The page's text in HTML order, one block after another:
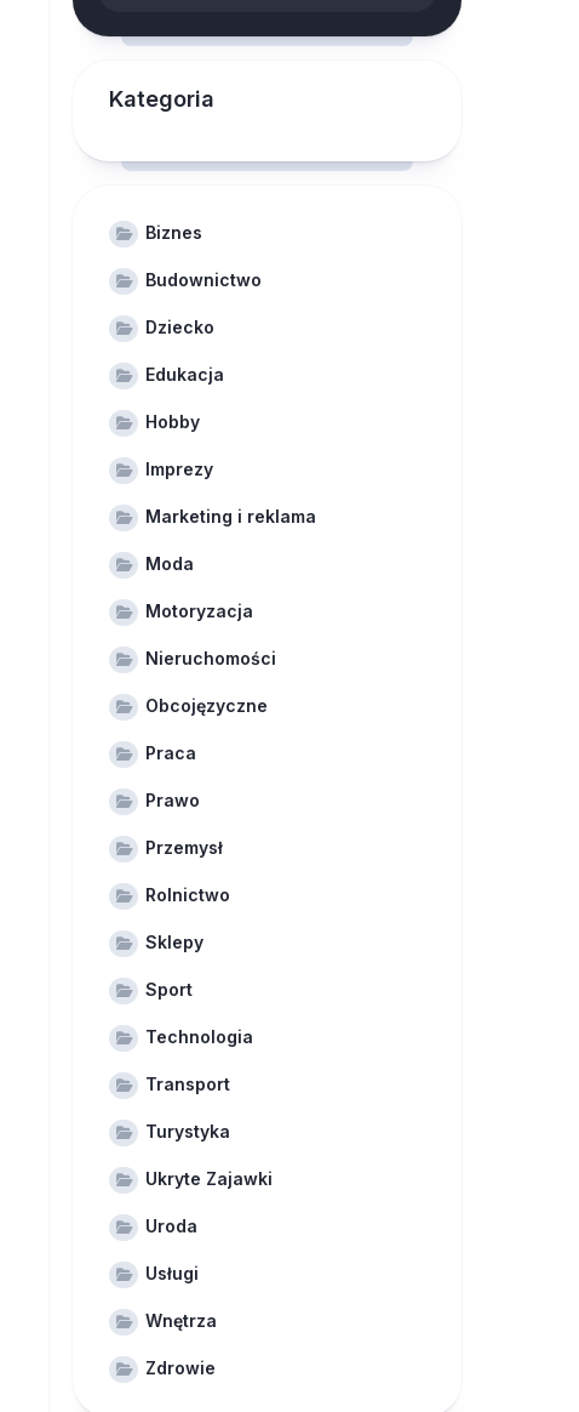
Kategoria
Biznes
Budownictwo
Dziecko
Edukacja
Hobby
Imprezy
Marketing i reklama
Moda
Motoryzacja
Nieruchomości
Obcojęzyczne
Praca
Prawo
Przemysł
Rolnictwo
Sklepy
Sport
Technologia
Transport
Turystyka
Ukryte Zajawki
Uroda
Usługi
Wnętrza
Zdrowie